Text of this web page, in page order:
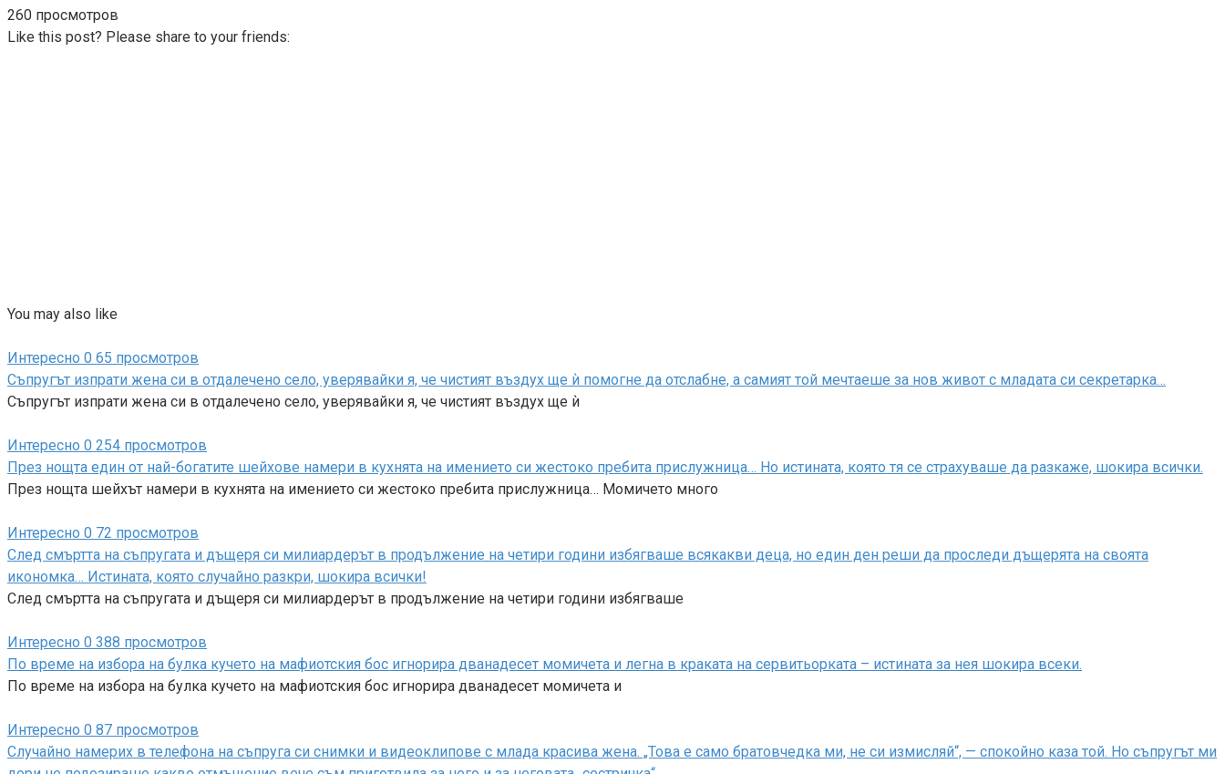
260 просмотров
Like this post? Please share to your friends:
You may also like
Интересно 0 65 просмотров
Съпругът изпрати жена си в отдалечено село, уверявайки я, че чистият въздух ще ѝ помогне да отслабне, а самият той мечтаеше за нов живот с младата си секретарка…
Съпругът изпрати жена си в отдалечено село, уверявайки я, че чистият въздух ще ѝ
Интересно 0 254 просмотров
През нощта един от най-богатите шейхове намери в кухнята на имението си жестоко пребита прислужница… Но истината, която тя се страхуваше да разкаже, шокира всички.
През нощта шейхът намери в кухнята на имението си жестоко пребита прислужница… Момичето много
Интересно 0 72 просмотров
След смъртта на съпругата и дъщеря си милиардерът в продължение на четири години избягваше всякакви деца, но един ден реши да проследи дъщерята на своята
икономка… Истината, която случайно разкри, шокира всички!
След смъртта на съпругата и дъщеря си милиардерът в продължение на четири години избягваше
Интересно 0 388 просмотров
По време на избора на булка кучето на мафиотския бос игнорира дванадесет момичета и легна в краката на сервитьорката – истината за нея шокира всеки.
По време на избора на булка кучето на мафиотския бос игнорира дванадесет момичета и
Интересно 0 87 просмотров
Случайно намерих в телефона на съпруга си снимки и видеоклипове с млада красива жена. „Това е само братовчедка ми, не си измисляй“, — спокойно каза той. Но съпругът ми